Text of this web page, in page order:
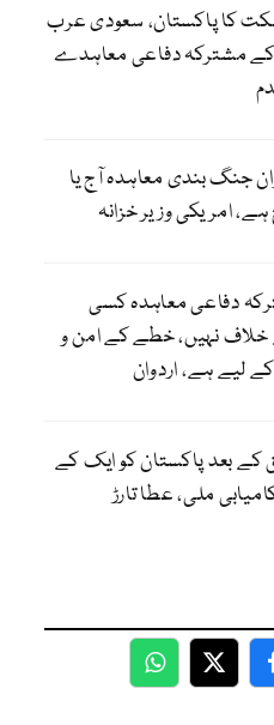
کا پاکستان، سعودی عرب
کے مشترکہ دفاعی معاہدے
جنگ بندی معاہدہ آج یا
امریکی وزیر خزانہ
دفاعی معاہدہ کسی
نہیں، خطے کے امن و
لیے ہے، اردوان
کے بعد پاکستان کو ایک کے
ملی، عطا تارڑ
WhatsApp